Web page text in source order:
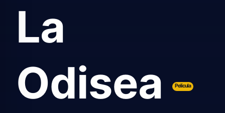
La
Odisea
Pelicula